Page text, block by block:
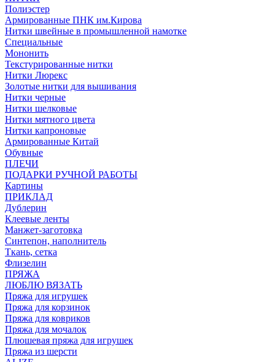
Полиэстер
Армированные ПНК им.Кирова
Нитки швейные в промышленной намотке
Специальные
Мононить
Текстурированные нитки
Нитки Люрекс
Золотые нитки для вышивания
Нитки черные
Нитки шелковые
Нитки мятного цвета
Нитки капроновые
Армированные Китай
Обувные
ПЛЕЧИ
ПОДАРКИ РУЧНОЙ РАБОТЫ
Картины
ПРИКЛАД
Дублерин
Клеевые ленты
Манжет-заготовка
Синтепон, наполнитель
Ткань, сетка
Флизелин
ПРЯЖА
ЛЮБЛЮ ВЯЗАТЬ
Пряжа для игрушек
Пряжа для корзинок
Пряжа для ковриков
Пряжа для мочалок
Плюшевая пряжа для игрушек
Пряжа из шерсти